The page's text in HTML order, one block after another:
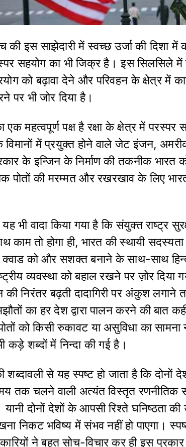
की इस साझेदारी में स्वच्छ उर्जा की दिशा
सहयोग का भी जिक्र है। इस सिलसिले में
को बढ़ावा देने और परिवहन के क्षेत्र में
पर भी जोर दिया है।
महत्वपूर्ण पक्ष है रक्षा के क्षेत्र में
में प्रयुक्त होने वाले जेट इंजन,
के इन्जिन के निर्माण की तकनीक भारत
पोतों की मरम्मत और रखरखाव के लिए
भी वादा किया गया है कि संयुक्त राष्ट्र
काम तो होगा ही, भारत की स्थायी
को और सशक्त बनाने के साथ-साथ
व्यवस्था को बहाल रखने पर ज़ोर दिया
की निरंतर बढ़ती दादागिरी पर अंकुश लगाने
का हर देश द्वारा पालन करने की बात
पोतों को किसी रुकावट या असुविधा का
कड़े शब्दों में निन्दा की गई है।
से यह स्पष्ट हो जाता है कि दोनों
चलने वाली अत्यंत विस्तृत रणनीतिक
यानी दोनों देशों के आपसी रिश्ते घनिष्ठता
निकट भविष्य में संभव नहीं हो पाएगा।
ने बहुत सोच-विचार कर ही इस प्रकार